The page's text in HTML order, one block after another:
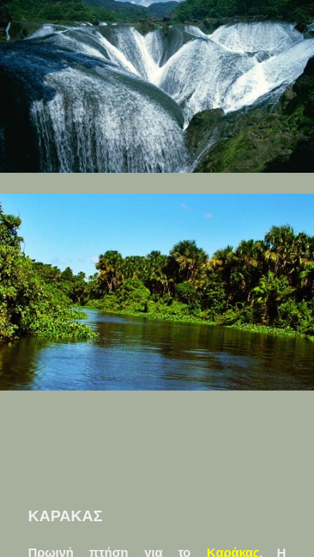
ΚΑΡΑΚΑΣ
Πρωινή πτήση για το Καράκας. Η